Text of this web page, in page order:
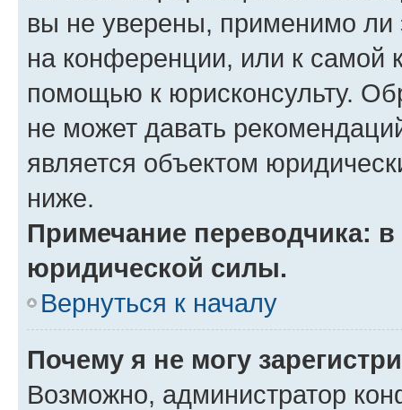
вы не уверены, применимо ли
на конференции, или к самой
помощью к юрисконсульту.
не может давать
является объектом
ниже.
Примечание переводчика:
юридической силы.
Вернуться к началу
Почему я не могу
Возможно, администратор